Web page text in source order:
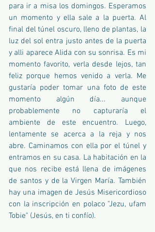
para ir a misa los domingos. Esperamos
un momento y ella sale a la puerta. Al
final del túnel oscuro, lleno de plantas, la
luz del sol entra justo antes de la puerta
y alli aparece Alida con su sonrisa. Es mi
momento favorito, verla desde lejos, tan
feliz porque hemos venido a verla. Me
gustaría poder tomar una foto de este
momento algún día... aunque
probablemente no capturaría el
ambiente de este encuentro. Luego,
lentamente se acerca a la reja y nos
abre. Caminamos con ella por el túnel y
entramos en su casa. La habitación en la
que nos recibe está llena de imágenes
de santos y de la Virgen María. También
hay una imagen de Jesús Misericordioso
con la inscripción en polaco "Jezu, ufam
Tobie" (Jesús, en ti confío).